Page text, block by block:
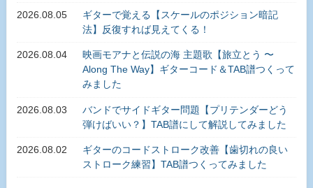
2026.08.05
ギターで覚える【スケールのポジション暗記
法】反復すれば見えてくる！
2026.08.04
映画モアナと伝説の海 主題歌【旅立とう 〜
Along The Way】ギターコード＆TAB譜つくって
みました
2026.08.03
バンドでサイドギター問題【プリテンダーどう
弾けばいい？】TAB譜にして解説してみました
2026.08.02
ギターのコードストローク改善【歯切れの良い
ストローク練習】TAB譜つくってみました